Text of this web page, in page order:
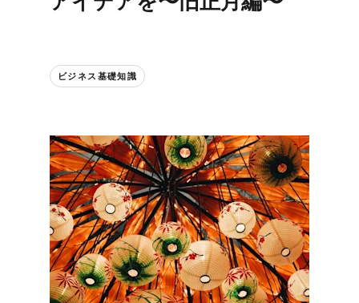
ビジネス基礎知識